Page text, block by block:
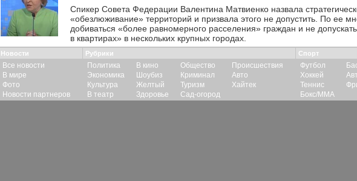
Спикер Совета Федерации Валентина Матвиенко назвала
«обезлюживание» территорий и призвала этого не допустить. По ее
добиваться «более равномерного расселения» граждан и не
в квартирах» в нескольких крупных городах.
Новости
Все новости
В мире
Фото
Новости партнеров
Рубрики
Политика
Экономика
Культура
В театр
В кино
Шоубиз
Желтый
Здоровье
Общество
Криминал
Туризм
Сад-огород
Происшествия
Авто
Хайтек
Спорт
Футбол
Хоккей
Теннис
Бокс/ММА